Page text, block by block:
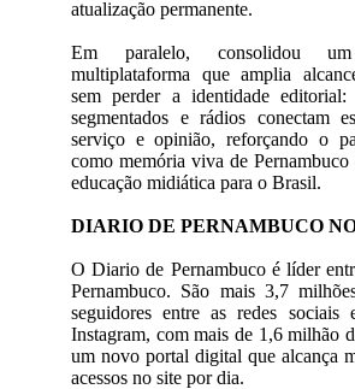
atualização permanente.
Em paralelo, consolidou um
multiplataforma que amplia
sem perder a identidade
segmentados e rádios conectam
serviço e opinião, reforçando o
como memória viva de Pernambuco
educação midiática para o Brasil.
DIARIO DE PERNAMBUCO
O Diario de Pernambuco é líder
Pernambuco. São mais 3,7
seguidores entre as redes sociais
Instagram, com mais de 1,6 milhão
um novo portal digital que alcança
acessos no site por dia.